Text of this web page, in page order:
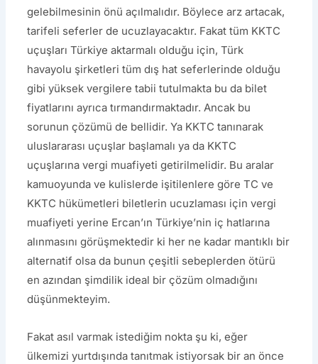
gelebilmesinin önü açılmalıdır. Böylece arz artacak,
tarifeli seferler de ucuzlayacaktır. Fakat tüm KKTC
uçuşları Türkiye aktarmalı olduğu için, Türk
havayolu şirketleri tüm dış hat seferlerinde olduğu
gibi yüksek vergilere tabii tutulmakta bu da bilet
fiyatlarını ayrıca tırmandırmaktadır. Ancak bu
sorunun çözümü de bellidir. Ya KKTC tanınarak
uluslararası uçuşlar başlamalı ya da KKTC
uçuşlarına vergi muafiyeti getirilmelidir. Bu aralar
kamuoyunda ve kulislerde işitilenlere göre TC ve
KKTC hükümetleri biletlerin ucuzlaması için vergi
muafiyeti yerine Ercan’ın Türkiye’nin iç hatlarına
alınmasını görüşmektedir ki her ne kadar mantıklı bir
alternatif olsa da bunun çeşitli sebeplerden ötürü
en azından şimdilik ideal bir çözüm olmadığını
düşünmekteyim.
Fakat asıl varmak istediğim nokta şu ki, eğer
ülkemizi yurtdışında tanıtmak istiyorsak bir an önce